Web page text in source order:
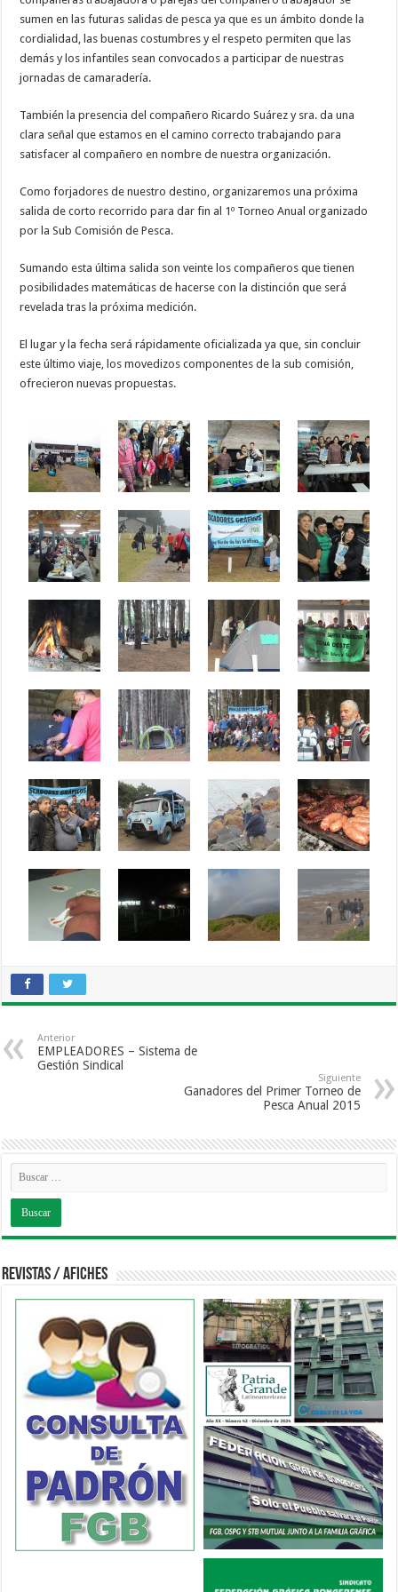
sumen en las futuras salidas de pesca ya que es un ámbito donde la
cordialidad, las buenas costumbres y el respeto permiten que las
demás y los infantiles sean convocados a participar de nuestras
jornadas de camaradería.
También la presencia del compañero Ricardo Suárez y sra. da una
clara señal que estamos en el camino correcto trabajando para
satisfacer al compañero en nombre de nuestra organización.
Como forjadores de nuestro destino, organizaremos una próxima
salida de corto recorrido para dar fin al 1º Torneo Anual organizado
por la Sub Comisión de Pesca.
Sumando esta última salida son veinte los compañeros que tienen
posibilidades matemáticas de hacerse con la distinción que será
revelada tras la próxima medición.
El lugar y la fecha será rápidamente oficializada ya que, sin concluir
este último viaje, los movedizos componentes de la sub comisión,
ofrecieron nuevas propuestas.
Anterior
EMPLEADORES – Sistema de
Gestión Sindical
Siguiente
Ganadores del Primer Torneo de
Pesca Anual 2015
Revistas / Afiches